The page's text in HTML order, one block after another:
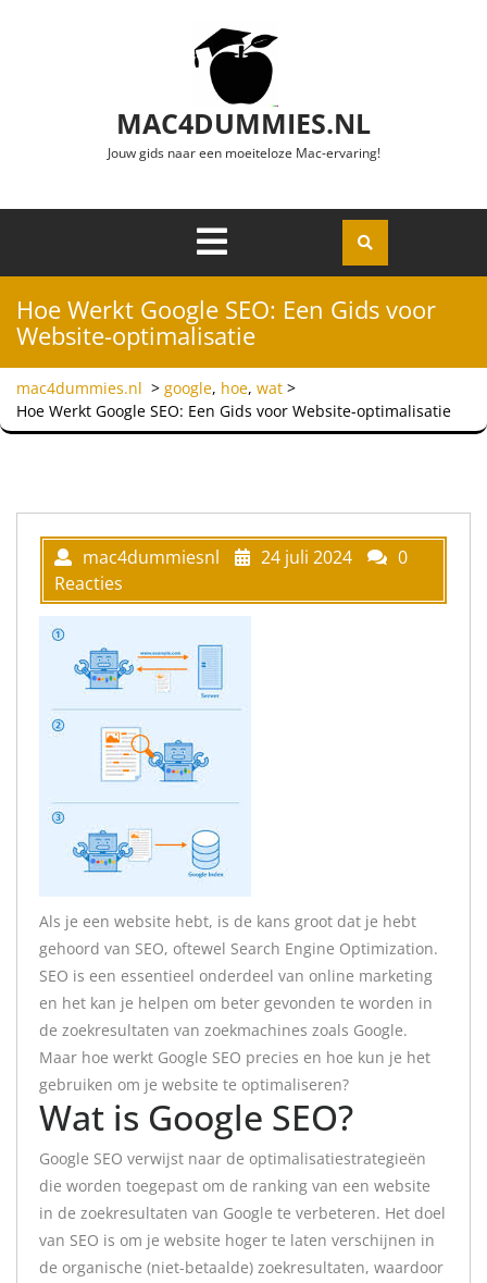
MAC4DUMMIES.NL
Jouw gids naar een moeiteloze Mac-ervaring!
Openen
Hoe Werkt Google SEO: Een Gids voor
Website-optimalisatie
mac4dummies.nl > google, hoe, wat >
Hoe Werkt Google SEO: Een Gids voor Website-optimalisatie
mac4dummiesnl 24 juli 2024
0
Reacties
Als je een website hebt, is de kans groot dat je hebt
gehoord van SEO, oftewel Search Engine Optimization.
SEO is een essentieel onderdeel van online marketing
en het kan je helpen om beter gevonden te worden in
de zoekresultaten van zoekmachines zoals Google.
Maar hoe werkt Google SEO precies en hoe kun je het
gebruiken om je website te optimaliseren?
Wat is Google SEO?
Google SEO verwijst naar de optimalisatiestrategieën
die worden toegepast om de ranking van een website
in de zoekresultaten van Google te verbeteren. Het doel
van SEO is om je website hoger te laten verschijnen in
de organische (niet-betaalde) zoekresultaten, waardoor